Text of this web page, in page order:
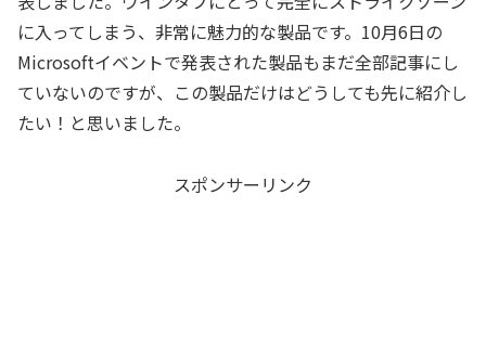
に入ってしまう、非常に魅力的な製品です。10月6日の
Microsoftイベントで発表された製品もまだ全部記事にし
ていないのですが、この製品だけはどうしても先に紹介し
たい！と思いました。
スポンサーリンク